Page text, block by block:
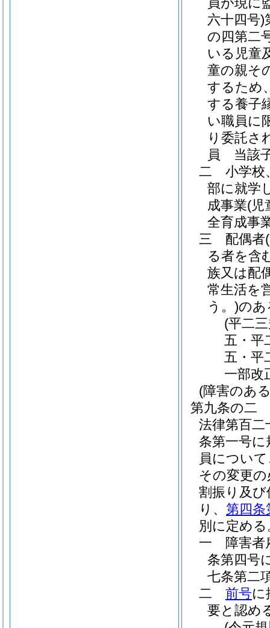
六十四号)
の四第二
いる児童
童の親そ
するため
する養子
い職員に
り委託さ
員 当該
二
小学校
部に就学
成事業(児
全育成事
三
配偶者
る者を含
族又は配
常生活を
う。)のあ
(平二
五・平
五・平
一部改
(障害のあ
第九条の二
法律第百二
条第一号
員につい
その変更
割振り及
り、 第四条
別に定める
一
障害者
条第四号
七条第二
二
前号に
要と認め